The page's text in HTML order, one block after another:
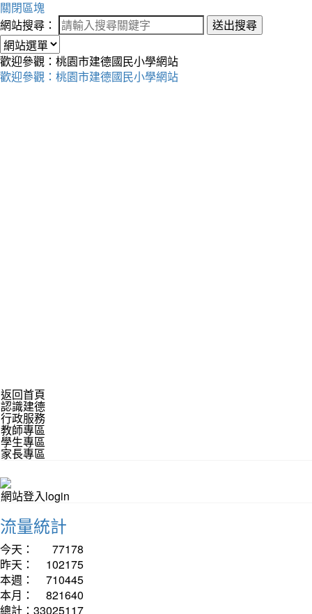
關閉區塊
網站搜尋：
送出搜尋
歡迎參觀：桃園市建德國民小學網站
歡迎參觀：桃園市建德國民小學網站
返回首頁
認識建德
行政服務
教師專區
學生專區
家長專區
網站登入login
流量統計
今天：
77178
昨天：
102175
本週：
710445
本月：
821640
總計： 33025117